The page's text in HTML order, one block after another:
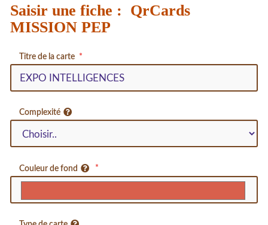
Saisir une fiche : QrCards
MISSION PEP
Titre de la carte
Complexité
Couleur de fond